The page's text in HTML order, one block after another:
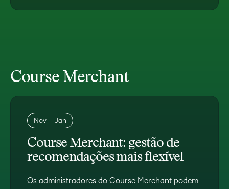
Course Merchant
Nov – Jan
Course Merchant: gestão de
recomendações mais flexível
Os administradores do Course Merchant podem